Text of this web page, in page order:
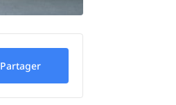
Partager